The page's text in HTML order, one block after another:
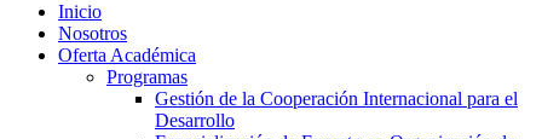
Inicio
Nosotros
Oferta Académica
Programas
Gestión de la Cooperación Internacional para el
Desarrollo